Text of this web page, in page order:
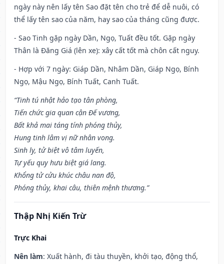
ngày này nên lấy tên Sao đặt tên cho trẻ để dễ nuôi, có
thể lấy tên sao của năm, hay sao của tháng cũng được.
- Sao Tinh gặp ngày Dần, Ngọ, Tuất đều tốt. Gặp ngày
Thân là Đăng Giá (lên xe): xây cất tốt mà chôn cất nguy.
- Hợp với 7 ngày: Giáp Dần, Nhâm Dần, Giáp Ngọ, Bính
Ngọ, Mậu Ngọ, Bính Tuất, Canh Tuất.
“Tinh tú nhật hảo tạo tân phòng,
Tiến chức gia quan cận Đế vương,
Bất khả mai táng tính phóng thủy,
Hung tinh lâm vị nữ nhân vong.
Sinh ly, tử biệt vô tâm luyến,
Tự yếu quy hưu biệt giá lang.
Khổng tử cửu khúc châu nan độ,
Phóng thủy, khai câu, thiên mệnh thương.”
Thập Nhị Kiến Trừ
Trực Khai
Nên làm: Xuất hành, đi tàu thuyền, khởi tạo, động thổ,